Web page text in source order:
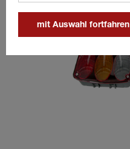
mit Auswahl fortfahren